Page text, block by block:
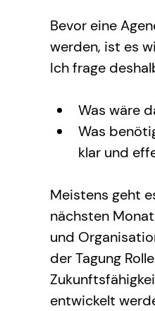
Bevor eine
werden, ist es
Ich frage
Was wäre
Was
klar und
Meistens geht
nächsten
und
der Tagung
entwickelt